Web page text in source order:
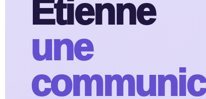
Étienne
une